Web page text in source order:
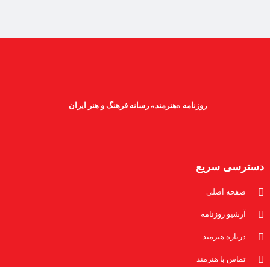
روزنامه «هنرمند» رسانه فرهنگ و هنر ایران
دسترسی سریع
صفحه اصلی
آرشیو روزنامه
درباره هنرمند
تماس با هنرمند